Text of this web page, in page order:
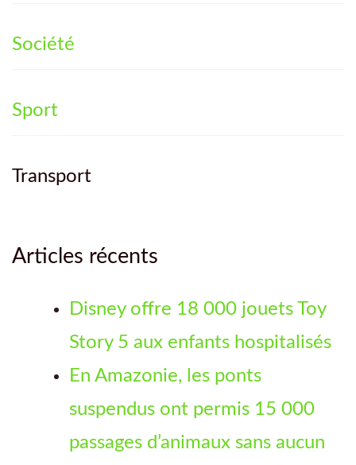
Société
Sport
Transport
Articles récents
Disney offre 18 000 jouets Toy
Story 5 aux enfants hospitalisés
En Amazonie, les ponts
suspendus ont permis 15 000
passages d’animaux sans aucun